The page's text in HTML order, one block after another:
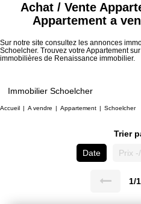
Achat / Vente
Appartement a
Sur notre site consultez les annonces
Schoelcher. Trouvez votre Appartement
immobilières de Renaissance immobilier.
Immobilier Schoelcher
Accueil A vendre Appartement Schoelcher
Trier
Date
Prix
1/1